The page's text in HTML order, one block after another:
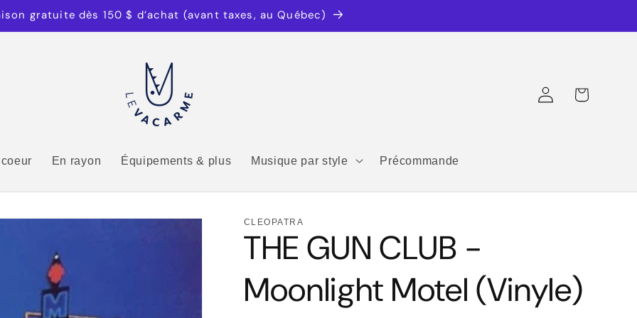
gratuite dès 150 $ d’achat (avant taxes, au Québec)
En rayon Équipements & plus Musique par style Précommande
ConnexionPanier
CLEOPATRA
THE GUN CLUB -
Moonlight Motel (Vinyle)